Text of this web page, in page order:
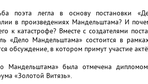
поэта легла в основу постановки
в произведениях Мандельштама? И
к катастрофе? Вместе с создателями
«Дело Мандельштама» состоится в
обсуждение, в котором примут участие
Мандельштама» была отмечена
«Золотой Витязь».